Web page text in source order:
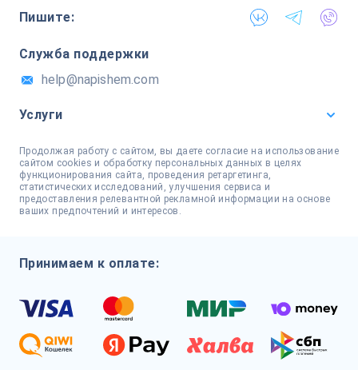
Пишите:
Служба поддержки
help@napishem.com
Услуги
Продолжая работу с сайтом, вы даете согласие на использование
сайтом cookies и обработку персональных данных в целях
функционирования сайта, проведения ретаргетинга,
статистических исследований, улучшения сервиса и
предоставления релевантной рекламной информации на основе
ваших предпочтений и интересов.
Принимаем к оплате: